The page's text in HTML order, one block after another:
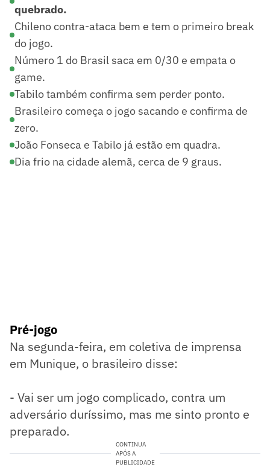
quebrado.
Chileno contra-ataca bem e tem o primeiro break
do jogo.
Número 1 do Brasil saca em 0/30 e empata o
game.
Tabilo também confirma sem perder ponto.
Brasileiro começa o jogo sacando e confirma de
zero.
João Fonseca e Tabilo já estão em quadra.
Dia frio na cidade alemã, cerca de 9 graus.
Pré-jogo
Na segunda-feira, em coletiva de imprensa
em Munique, o brasileiro disse:
- Vai ser um jogo complicado, contra um
adversário duríssimo, mas me sinto pronto e
preparado.
CONTINUA
APÓS A
PUBLICIDADE